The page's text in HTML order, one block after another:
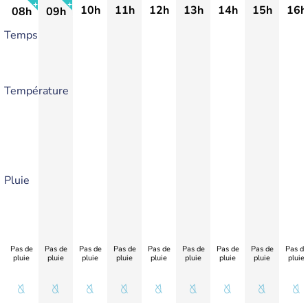
08h 09h 10h 11h 12h 13h 14h 15h
16h
Temps
Température
Pluie
Pas de
pluie
Pas de
pluie
Pas de
pluie
Pas de
pluie
Pas de
pluie
Pas de
pluie
Pas de
pluie
Pas de
pluie
Pas de
pluie